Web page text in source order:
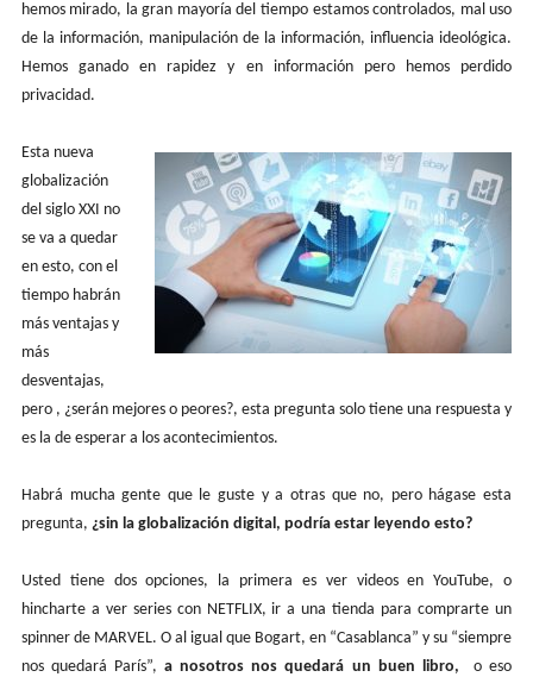
hemos mirado, la gran mayoría del tiempo estamos controlados, mal uso
de la información, manipulación de la información, influencia ideológica.
Hemos ganado en rapidez y en información pero hemos perdido
privacidad.
Esta nueva
globalización
del siglo XXI no
se va a quedar
en esto, con el
tiempo habrán
más ventajas y
más
desventajas,
pero , ¿serán mejores o peores?, esta pregunta solo tiene una respuesta y
es la de esperar a los acontecimientos.
Habrá mucha gente que le guste y a otras que no, pero hágase esta
pregunta, ¿sin la globalización digital, podría estar leyendo esto?
Usted tiene dos opciones, la primera es ver videos en YouTube, o
hincharte a ver series con NETFLIX, ir a una tienda para comprarte un
spinner de MARVEL. O al igual que Bogart, en “Casablanca” y su “siempre
nos quedará París”,a nosotros nos quedará un buen libro,
o eso